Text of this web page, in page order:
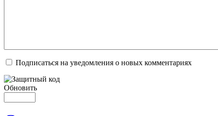
Подписаться на уведомления о новых комментариях
Обновить